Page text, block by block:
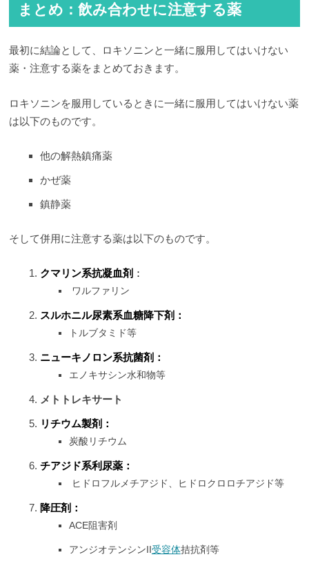
まとめ：飲み合わせに注意する薬
最初に結論として、ロキソニンと一緒に服用してはいけない
薬・注意する薬をまとめておきます。
ロキソニンを服用しているときに一緒に服用してはいけない薬
は以下のものです。
他の解熱鎮痛薬
かぜ薬
鎮静薬
そして併用に注意する薬は以下のものです。
クマリン系抗凝血剤 ：
ワルファリン
スルホニル尿素系血糖降下剤：
トルブタミド等
ニューキノロン系抗菌剤：
エノキサシン水和物等
メトトレキサート
リチウム製剤：
炭酸リチウム
チアジド系利尿薬：
ヒドロフルメチアジド、ヒドロクロロチアジド等
降圧剤：
ACE阻害剤
アンジオテンシンII受容体拮抗剤等